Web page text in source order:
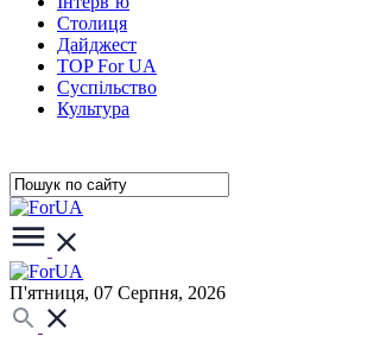
Столиця
Дайджест
TOP For UA
Суспiльство
Культура
П'ятниця, 07 Серпня, 2026